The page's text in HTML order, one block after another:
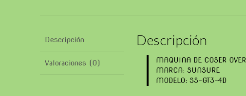
Descripción
Valoraciones (0)
Descripción
MAQUINA DE COSER
MARCA: SUNSURE
MODELO: SS-GT3-4D